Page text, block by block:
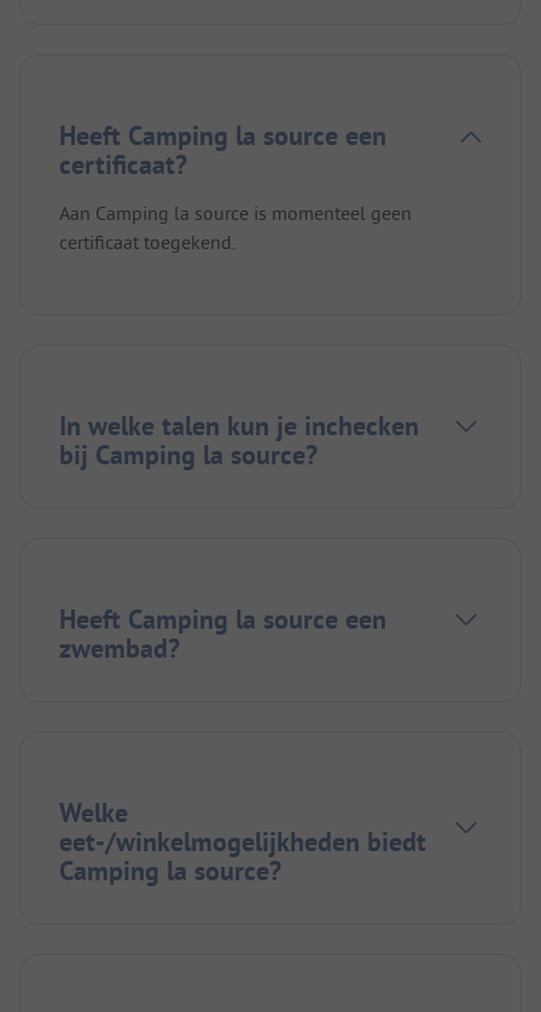
Heeft Camping la source een
certificaat?
Aan Camping la source is momenteel geen
certificaat toegekend.
In welke talen kun je inchecken
bij Camping la source?
Heeft Camping la source een
zwembad?
Welke
eet-/winkelmogelijkheden biedt
Camping la source?